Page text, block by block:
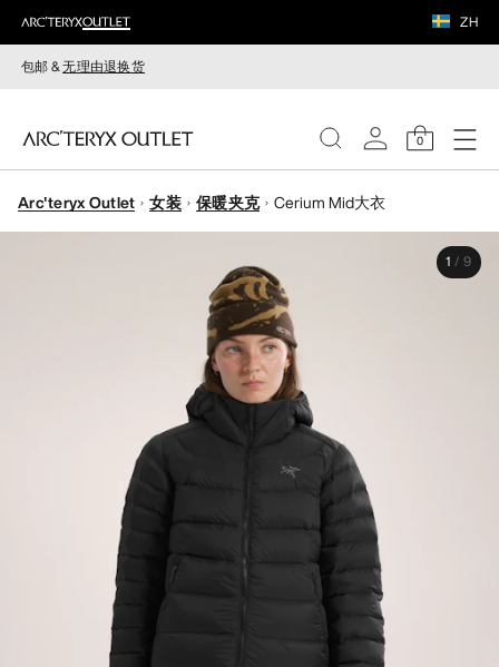
ZH
包邮 &无理由退换货
0
女装
Arc'teryx Outlet 女装 保暖夹克 Cerium Mid大衣
1 / 9